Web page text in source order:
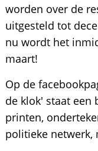
worden over de
uitgesteld tot
nu wordt het
maart!
Op de
de klok' staat een
printen,
politieke netwerk,